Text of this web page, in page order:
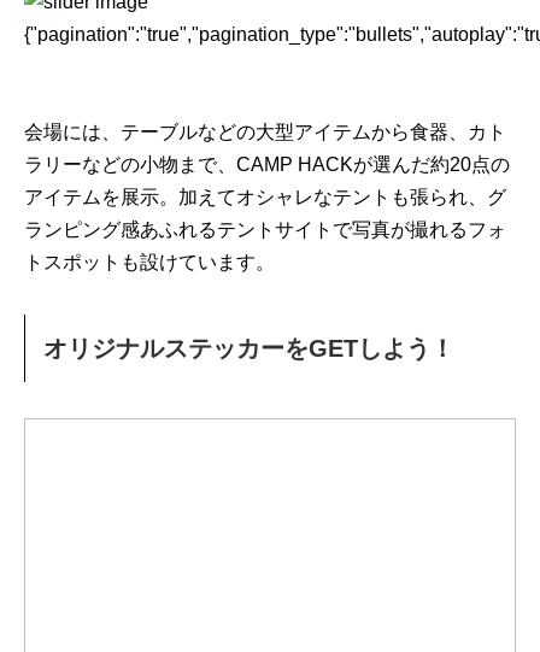
会場には、テーブルなどの大型アイテムから食器、カト
ラリーなどの小物まで、CAMP HACKが選んだ約20点の
アイテムを展示。加えてオシャレなテントも張られ、グ
ランピング感あふれるテントサイトで写真が撮れるフォ
トスポットも設けています。
オリジナルステッカーをGETしよう！